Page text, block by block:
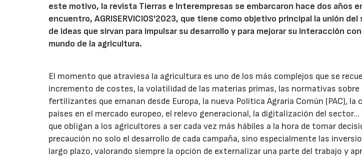
este motivo, la revista Tierras e Interempresas se embarcaron hace dos años
encuentro, AGRISERVICIOS'2023, que tiene como objetivo principal la unión
de ideas que sirvan para impulsar su desarrollo y para mejorar su interacción
mundo de la agricultura.
El momento que atraviesa la agricultura es uno de los más complejos que se
incremento de costes, la volatilidad de las materias primas, las normativas
fertilizantes que emanan desde Europa, la nueva Política Agraria Común (PAC),
países en el mercado europeo, el relevo generacional, la digitalización del
que obligan a los agricultores a ser cada vez más hábiles a la hora de tomar
precaución no solo el desarrollo de cada campaña, sino especialmente las
largo plazo, valorando siempre la opción de externalizar una parte del trabajo y